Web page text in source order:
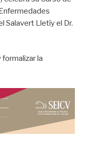
Salavert Lletíy el Dr.
formalizar la